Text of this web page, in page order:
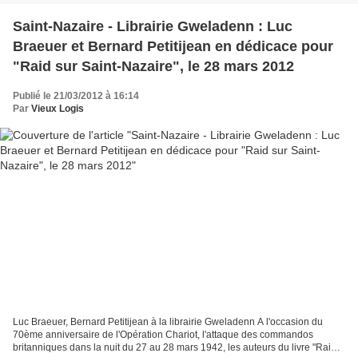
Saint-Nazaire - Librairie Gweladenn : Luc
Braeuer et Bernard Petitijean en dédicace pour
"Raid sur Saint-Nazaire", le 28 mars 2012
Publié le 21/03/2012 à 16:14
Par Vieux Logis
Luc Braeuer, Bernard Petitijean à la librairie Gweladenn A l'occasion du
70ème anniversaire de l'Opération Chariot, l'attaque des commandos
britanniques dans la nuit du 27 au 28 mars 1942, les auteurs du livre "Raid